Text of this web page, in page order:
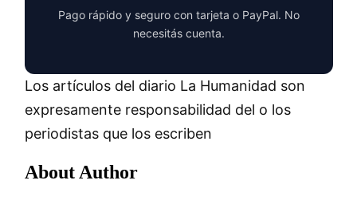
Pago rápido y seguro con tarjeta o PayPal. No
necesitás cuenta.
Los artículos del diario La Humanidad son
expresamente responsabilidad del o los
periodistas que los escriben
About Author